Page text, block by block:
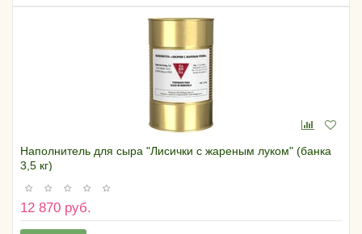
Наполнитель для сыра "Лисички с жареным луком" (банка
3,5 кг)
12 870 руб.